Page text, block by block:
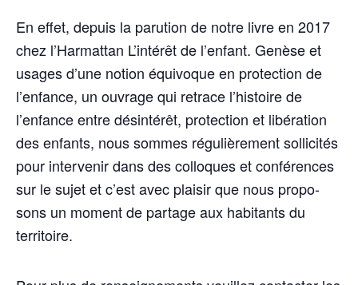
En effet, depuis la paru­tion de notre livre en 2017
chez l’Harmattan L’intérêt de l’enfant. Genèse et
usages d’une notion équi­voque en pro­tec­tion de
l’enfance, un ouvrage qui retrace l’histoire de
l’enfance entre dés­in­té­rêt, pro­tec­tion et libé­ra­tion
des enfants, nous sommes régu­liè­re­ment sol­li­ci­tés
pour inter­ve­nir dans des col­loques et confé­rences
sur le sujet et c’est avec plai­sir que nous pro­po­
sons un moment de par­tage aux habi­tants du
territoire.